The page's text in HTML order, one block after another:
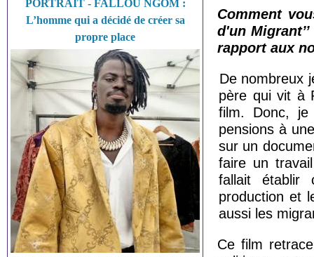
PORTRAIT - FALLOU NGOM :
L’homme qui a décidé de créer sa
propre place
Comment
d'un
rapport aux
De nombreux
père qui vit à
film. Donc,
pensions à
sur un
faire un
fallait établir
production et
aussi les
Ce film